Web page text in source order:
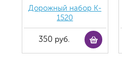
Дорожный набор K-
1520
350 руб.